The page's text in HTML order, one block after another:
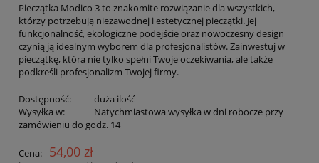
Pieczątka Modico 3 to znakomite rozwiązanie dla wszystkich,
którzy potrzebują niezawodnej i estetycznej pieczątki. Jej
funkcjonalność, ekologiczne podejście oraz nowoczesny design
czynią ją idealnym wyborem dla profesjonalistów. Zainwestuj w
pieczątkę, która nie tylko spełni Twoje oczekiwania, ale także
podkreśli profesjonalizm Twojej firmy.
Dostępność:
duża ilość
Wysyłka w:
Natychmiastowa wysyłka w dni robocze przy
zamówieniu do godz. 14
Cena: 54,00 zł